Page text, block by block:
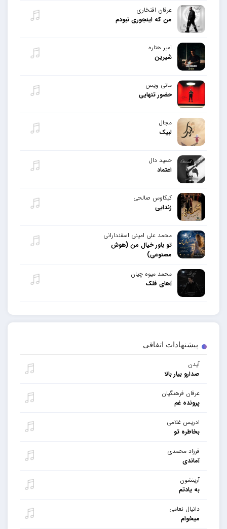
پیشنهادات اتفاقی
آیدن
صدارو بیار بالا
عرفان فرهنگیان
پرونده غم
ادریس غلامی
بخاطره تو
فرزاد محمدی
آماندی
آرینشون
به یادتم
دانیال نعامی
میخوام
عرفان افتخاری
من که اینجوری نبودم
امیر هناره
شیرین
مانی ویس
حضور تنهایی
مجال
لبیک
حمید دال
اعتماد
کیکاوس صالحی
زندایی
محمد علی امینی اسفندارانی
تو باور خیال من (هوش
مصنوعی)
محمد میوه چیان
آهای فلک